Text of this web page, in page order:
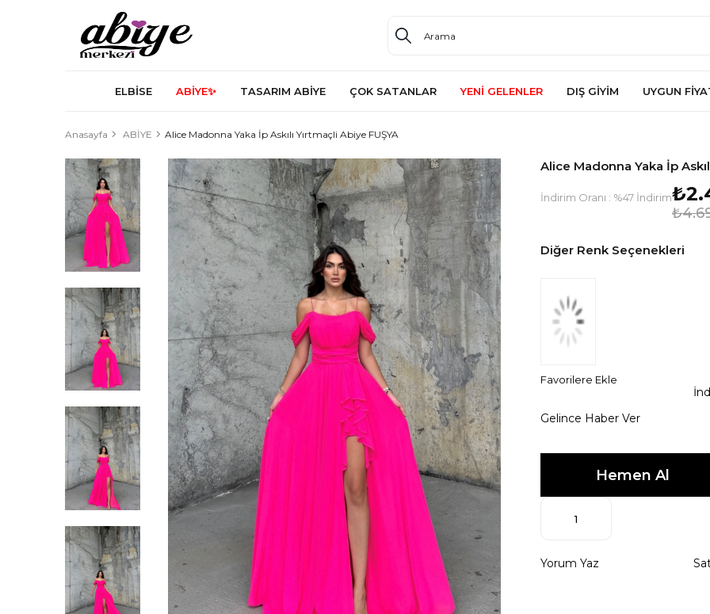
ELBİSE ABİYE✨ TASARIM ABİYE ÇOK SATANLAR YENİ GELENLER DIŞ GİYİM UYGUN
Anasayfa ABİYE Alice Madonna Yaka İp Askılı Yırtmaçli Abiye FUŞYA
Alice Madonna Yaka İp
İndirim Oranı : %47 İndirim
Diğer Renk Seçenekleri
Favorilere Ekle
Gelince Haber Ver
Yorum Yaz